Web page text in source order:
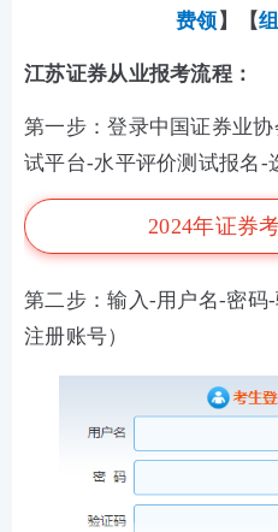
费领 】【
江苏证券从业报考流程：
第一步：登录中国证券业
试平台-水平评价测试报名-
2024年证券
第二步：输入-用户名-密码
注册账号）